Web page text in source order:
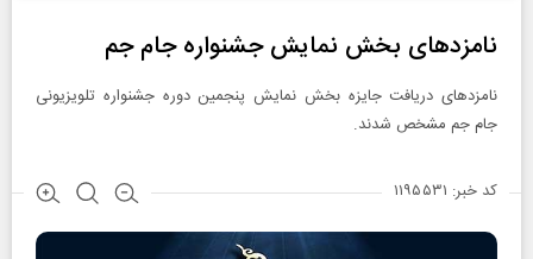
نامزدهای بخش نمایش جشنواره جام جم
نامزدهای دریافت جایزه بخش نمایش پنجمین دوره جشنواره تلویزیونی
جام جم مشخص شدند.
کد خبر: ۱۱۹۵۵۳۱